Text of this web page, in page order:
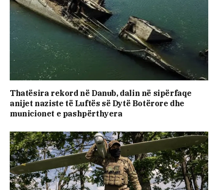
Thatësira rekord në Danub, dalin në sipërfaqe
anijet naziste të Luftës së Dytë Botërore dhe
municionet e pashpërthyera